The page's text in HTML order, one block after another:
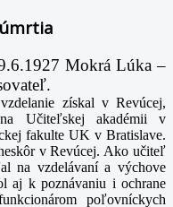
Mokrá Lúka –
získal v Revúcej,
Učiteľskej akadémii v
fakulte UK v Bratislave.
v Revúcej. Ako učiteľ
na vzdelávaní a výchove
aj k poznávaniu i ochrane
poľovníckych